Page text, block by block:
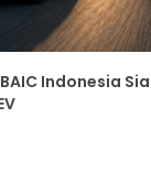
Indonesia